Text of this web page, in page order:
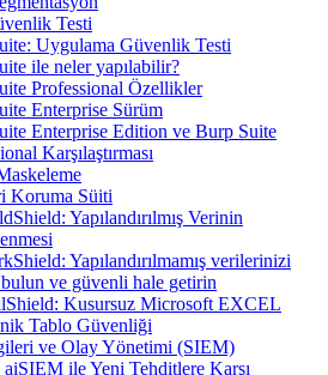
Testi
Uygulama Güvenlik Testi
ile neler yapılabilir?
Professional Özellikler
Enterprise Sürüm
Enterprise Edition ve Burp Suite
Karşılaştırması
Koruma Süiti
Yapılandırılmış Verinin
Yapılandırılmamış verilerinizi
bulun ve güvenli hale getirin
Kusursuz Microsoft EXCEL
Tablo Güvenliği
ve Olay Yönetimi (SIEM)
aiSIEM ile Yeni Tehditlere Karşı